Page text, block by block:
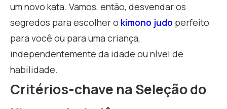
um novo kata. Vamos, então, desvendar os
segredos para escolher o kimono judo perfeito
para você ou para uma criança,
independentemente da idade ou nível de
habilidade.
Critérios-chave na Seleção do